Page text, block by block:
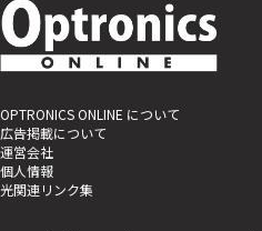
OPTRONICS ONLINE について
広告掲載について
運営会社
個人情報
光関連リンク集